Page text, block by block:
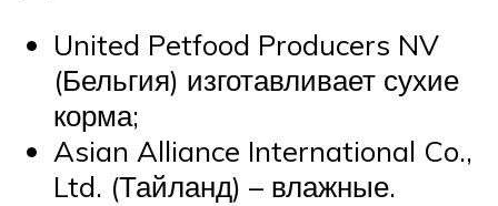
United Petfood Producers NV
(Бельгия) изготавливает сухие
корма;
Asian Alliance International Co.,
Ltd. (Тайланд) – влажные.